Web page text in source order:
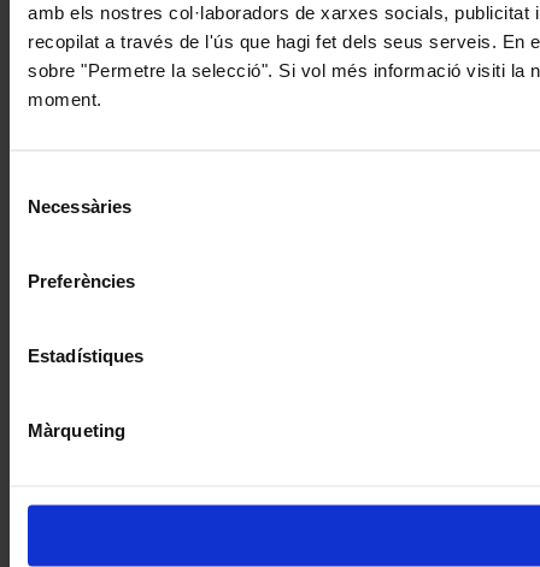
amb els nostres col·laboradors de xarxes socials,
recopilat a través de l'ús que hagi fet dels seus serveis. En
sobre "Permetre la selecció". Si vol més informació visiti la
moment.
Necessàries
Preferències
Estadístiques
Màrqueting